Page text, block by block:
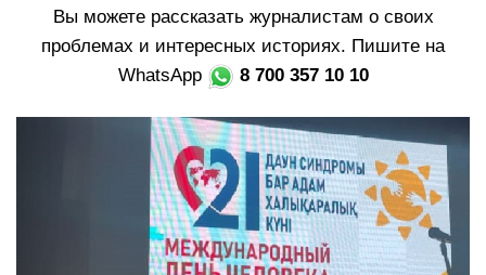
и
г
а
ц
и
Вы можете рассказать журналистам о своих
проблемах и интересных историях. Пишите на
WhatsApp
8 700 357 10 10